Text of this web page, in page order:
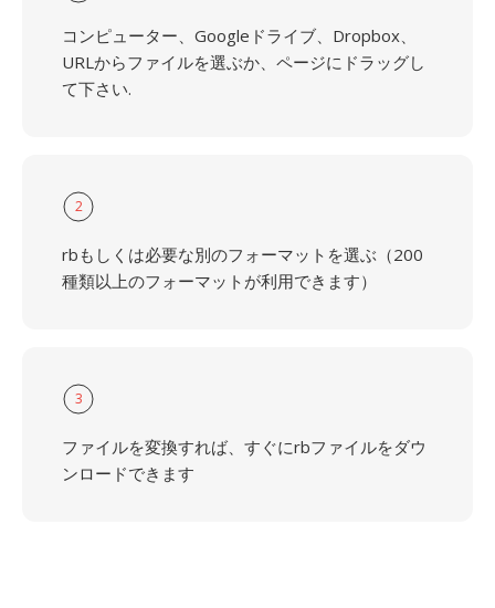
コンピューター、Googleドライブ、Dropbox、
URLからファイルを選ぶか、ページにドラッグし
て下さい.
2
rbもしくは必要な別のフォーマットを選ぶ（200
種類以上のフォーマットが利用できます）
3
ファイルを変換すれば、すぐにrbファイルをダウ
ンロードできます